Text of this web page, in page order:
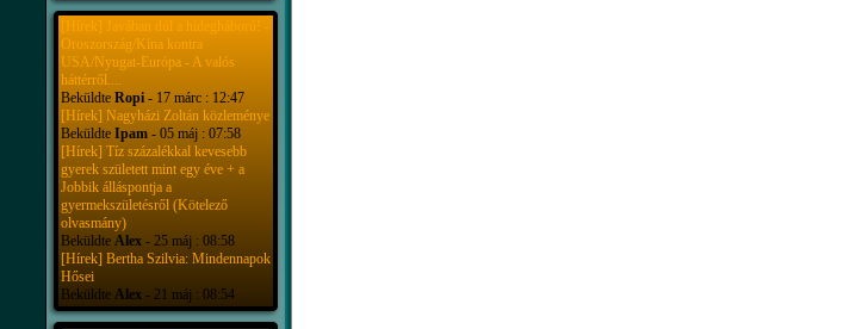
[Hírek] Javában dúl a hidegháború! -
Oroszország/Kína kontra
USA/Nyugat-Európa - A valós
háttérről....
Beküldte Ropi- 17 márc : 12:47
[Hírek] Nagyházi Zoltán közleménye
Beküldte Ipam- 05 máj : 07:58
[Hírek] Tíz százalékkal kevesebb
gyerek született mint egy éve + a
Jobbik álláspontja a
gyermekszületésről (Kötelező
olvasmány)
Beküldte Alex- 25 máj : 08:58
[Hírek] Bertha Szilvia: Mindennapok
Hősei
Beküldte Alex- 21 máj : 08:54